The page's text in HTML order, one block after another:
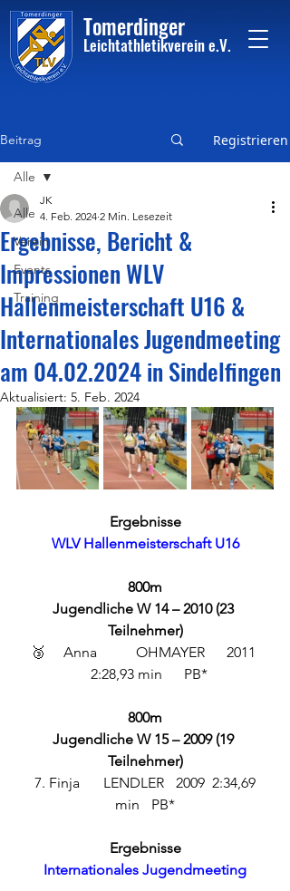
Tomerdinger
Leichtathletikvereine.V.
Beitrag Registrieren
Alle
Verein
Events
Training
Alle
Ergebnisse, Bericht &
Impressionen WLV
Hallenmeisterschaft U16 &
Internationales Jugendmeeting
am 04.02.2024 in Sindelfingen
JK
4. Feb. 2024 2 Min. Lesezeit
Aktualisiert: 5. Feb. 2024
Ergebnisse
WLV Hallenmeisterschaft U16
800m
Jugendliche W 14 – 2010 (23
Teilnehmer)
🥉	Anna 	OHMAYER 2011
2:28,93 min      PB*
800m
Jugendliche W 15 – 2009 (19
Teilnehmer)
7. Finja 	LENDLER
min	PB*
Ergebnisse
Internationales Jugendmeeting